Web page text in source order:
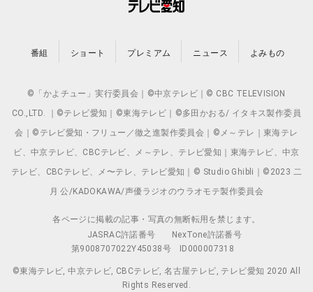
番組 ショート プレミアム ニュース よみもの
©「かよチュー」実行委員会｜©中京テレビ｜© CBC TELEVISION
CO.,LTD. ｜©テレビ愛知｜©東海テレビ｜©多田かおる/ イタキス製作委員
会｜©テレビ愛知・フリュー／徹之進製作委員会｜©メ～テレ｜東海テレ
ビ、中京テレビ、CBCテレビ、メ～テレ、テレビ愛知｜東海テレビ、中京
テレビ、CBCテレビ、メ〜テレ、テレビ愛知｜© Studio Ghibli｜©2023 二
月 公/KADOKAWA/声優ラジオのウラオモテ製作委員会
各ページに掲載の記事・写真の無断転用を禁じます。
JASRAC許諾番号
NexTone許諾番号
第9008707022Y45038号
ID000007318
©東海テレビ, 中京テレビ, CBCテレビ, 名古屋テレビ, テレビ愛知 2020 All
Rights Reserved.